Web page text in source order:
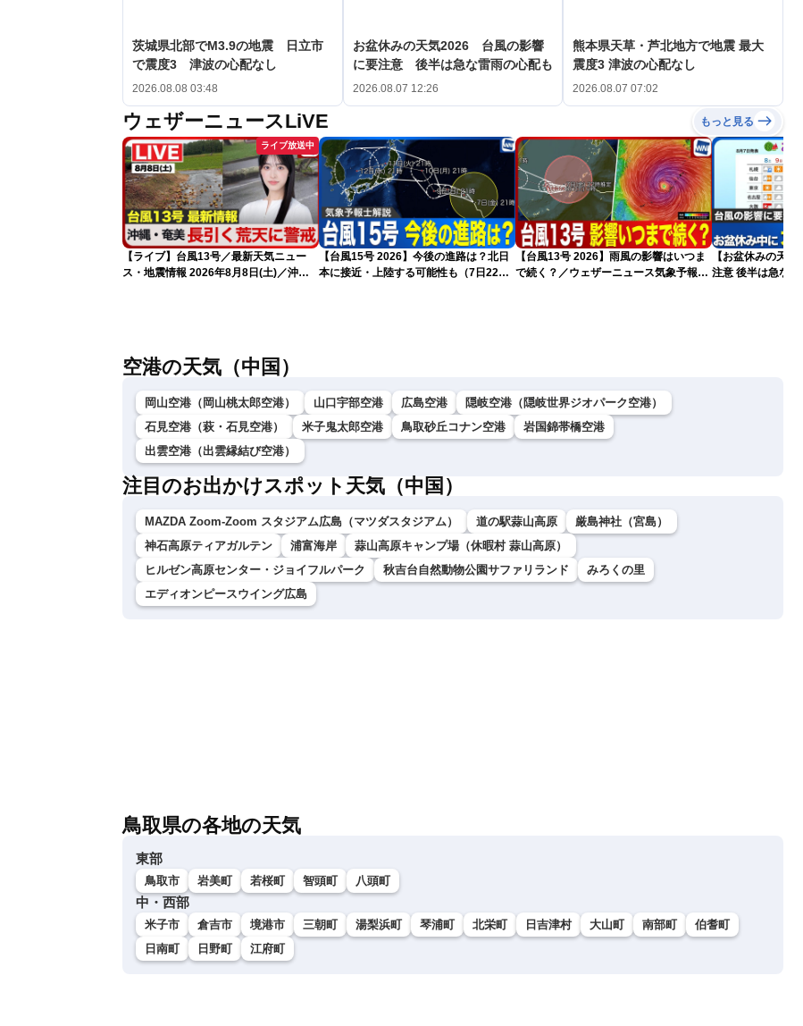
茨城県北部でM3.9の地震 日立市
で震度3 津波の心配なし
2026.08.08 03:48
お盆休みの天気2026 台風の影響
に要注意 後半は急な雷雨の心配も
2026.08.07 12:26
熊本県天草・芦北地方で地震 最大
震度3 津波の心配なし
2026.08.07 07:02
ウェザーニュースLiVE もっと見る
ライブ放送中
【ライブ】台風13号／最新天気ニュー
ス・地震情報 2026年8月8日(土)／沖
【台風15号 2026】今後の進路は？北日
本に接近・上陸する可能性も（7日22時
【台風13号 2026】雨風の影響はいつま
で続く？／ウェザーニュース気象予報士
【お盆休みの天気
注意 後半は急な雷
空港の天気（中国）
岡山空港（岡山桃太郎空港） 山口宇部空港 広島空港
隠岐空港（隠岐世界ジオパーク空港）
石見空港（萩・石見空港）
米子鬼太郎空港 鳥取砂丘コナン空港
岩国錦帯橋空港
出雲空港（出雲縁結び空港）
注目のお出かけスポット天気（中国）
MAZDA Zoom-Zoom スタジアム広島（マツダスタジアム） 道の駅蒜山高原
厳島神社（宮島）
神石高原ティアガルテン
浦富海岸
蒜山高原キャンプ場（休暇村 蒜山高原）
ヒルゼン高原センター・ジョイフルパーク
秋吉台自然動物公園サファリランド
みろくの里
エディオンピースウイング広島
鳥取県の各地の天気
東部
鳥取市 岩美町 若桜町 智頭町 八頭町
中・西部
米子市 倉吉市 境港市 三朝町 湯梨浜町 琴浦町 北栄町 日吉津村 大山町 南部町
伯耆町
日南町
日野町 江府町